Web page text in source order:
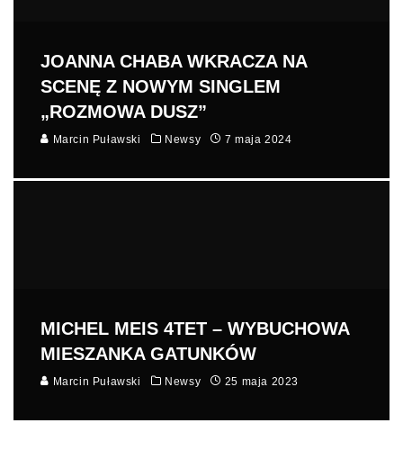
JOANNA CHABA WKRACZA NA
SCENĘ Z NOWYM SINGLEM
„ROZMOWA DUSZ”
Marcin Puławski Newsy 7 maja 2024
MICHEL MEIS 4TET – WYBUCHOWA
MIESZANKA GATUNKÓW
Marcin Puławski Newsy 25 maja 2023